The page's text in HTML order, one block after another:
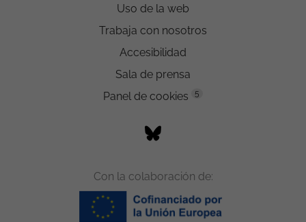
Uso de la web
Trabaja con nosotros
Accesibilidad
Sala de prensa
Panel de cookies
5
Con la colaboración de: